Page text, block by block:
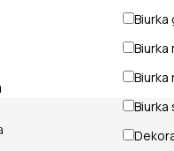
Biurka
Biurka
Biurka